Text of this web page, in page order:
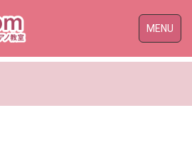
Toggle
MENU